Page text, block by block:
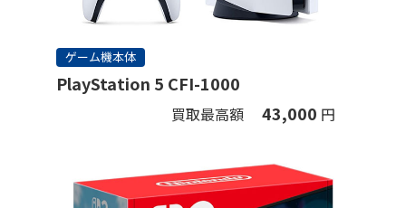
ゲーム機本体
PlayStation 5 CFI-1000
買取最高額 43,000 円